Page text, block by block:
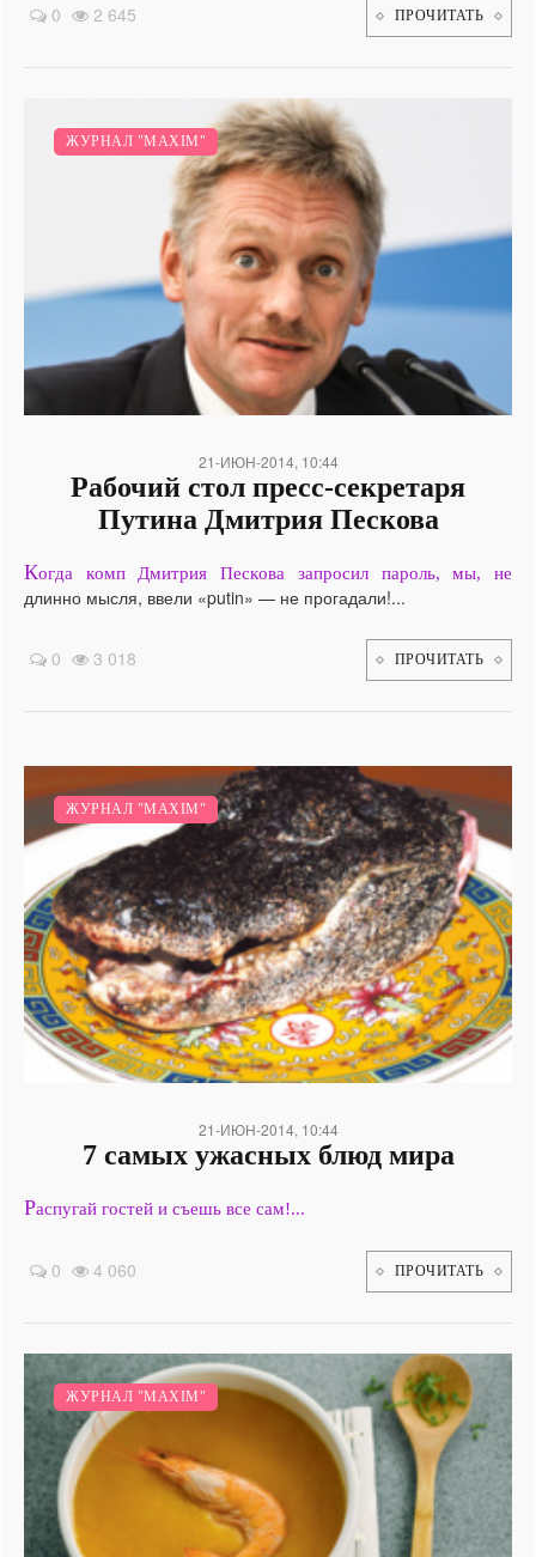
0 2 645 ПРОЧИТАТЬ
ЖУРНАЛ "MAXIM"
21-ИЮН-2014, 10:44
Рабочий стол пресс-секретаря
Путина Дмитрия Пескова
Когда комп Дмитрия Пескова запросил пароль, мы, не
длинно мысля, ввели «putin» — не прогадали!...
0 3 018 ПРОЧИТАТЬ
ЖУРНАЛ "MAXIM"
21-ИЮН-2014, 10:44
7 cамых ужасных блюд мира
Распугай гостей и съешь все сам!...
0 4 060 ПРОЧИТАТЬ
ЖУРНАЛ "MAXIM"